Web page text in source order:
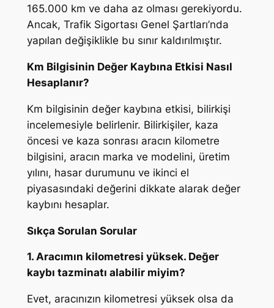
165.000 km ve daha az olması gerekiyordu.
Ancak, Trafik Sigortası Genel Şartları’nda
yapılan değişiklikle bu sınır kaldırılmıştır.
Km Bilgisinin Değer Kaybına Etkisi Nasıl
Hesaplanır?
Km bilgisinin değer kaybına etkisi, bilirkişi
incelemesiyle belirlenir. Bilirkişiler, kaza
öncesi ve kaza sonrası aracın kilometre
bilgisini, aracın marka ve modelini, üretim
yılını, hasar durumunu ve ikinci el
piyasasındaki değerini dikkate alarak değer
kaybını hesaplar.
Sıkça Sorulan Sorular
1. Aracımın kilometresi yüksek. Değer
kaybı tazminatı alabilir miyim?
Evet, aracınızın kilometresi yüksek olsa da